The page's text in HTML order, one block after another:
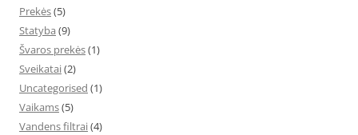
Prekės(5)
Statyba (9)
Švaros prekės(1)
Sveikatai(2)
Uncategorised (1)
Vaikams(5)
Vandens filtrai(4)